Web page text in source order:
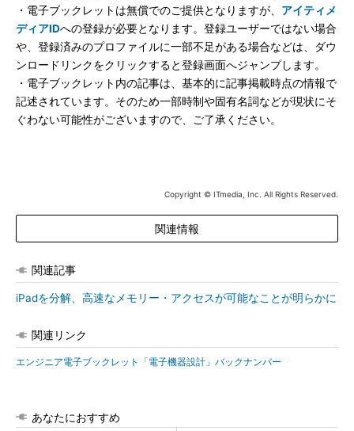
・電子ブックレットは無償でのご提供となりますが、 アイティメ
ディアIDへの登録が必要となります。登録ユーザーではない場合
や、登録済みのプロファイルに一部不足がある場合などは、ダウ
ンロードリンクをクリックすると登録画面へジャンプします。
・電子ブックレット内の記事は、基本的に記事掲載時点の情報で
記述されています。そのため一部時制や固有名詞などが現状にそ
ぐわない可能性がございますので、ご了承ください。
Copyright © ITmedia, Inc. All Rights Reserved.
関連情報
関連記事
iPadを分解、高速なメモリー・アクセスが可能なことが明らかに
関連リンク
エンジニア電子ブックレット「電子機器設計」バックナンバー
あなたにおすすめ